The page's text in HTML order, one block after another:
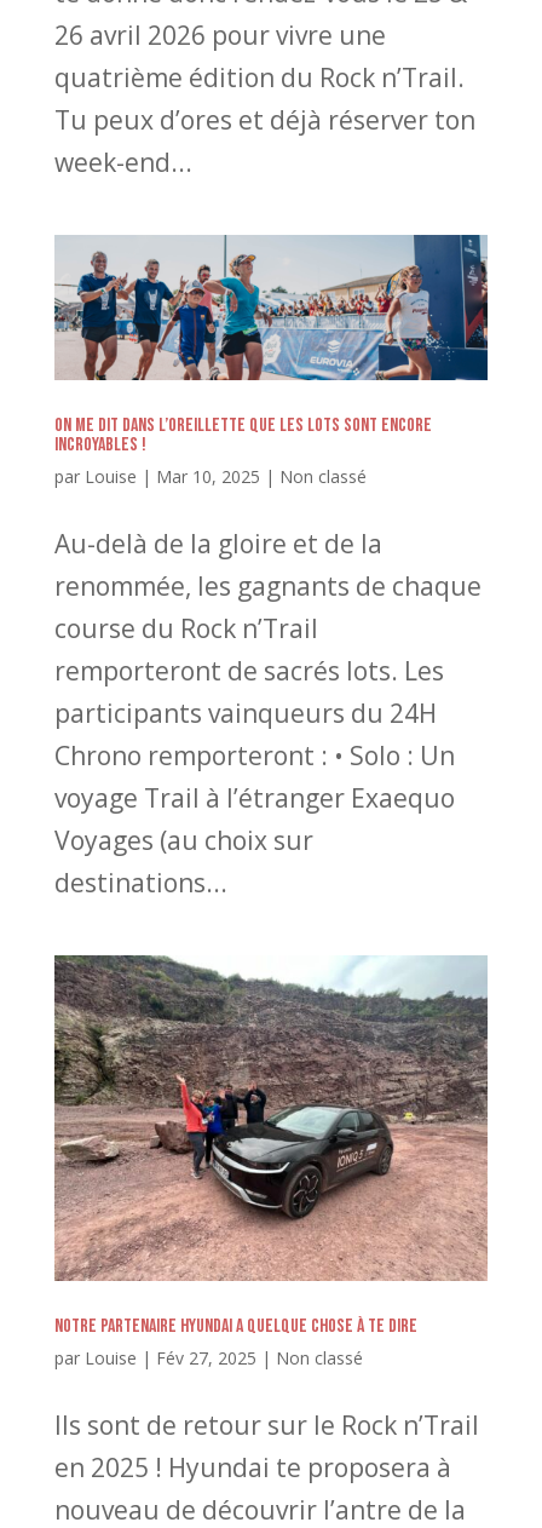
26 avril 2026 pour vivre une
quatrième édition du Rock n’Trail.
Tu peux d’ores et déjà réserver ton
week-end...
On me dit dans l’oreillette que les lots sont encore
incroyables !
par Louise | Mar 10, 2025 | Non classé
Au-delà de la gloire et de la
renommée, les gagnants de chaque
course du Rock n’Trail
remporteront de sacrés lots. Les
participants vainqueurs du 24H
Chrono remporteront : • Solo : Un
voyage Trail à l’étranger Exaequo
Voyages (au choix sur
destinations...
Notre partenaire Hyundai a quelque chose à te dire
par Louise | Fév 27, 2025 | Non classé
Ils sont de retour sur le Rock n’Trail
en 2025 ! Hyundai te proposera à
nouveau de découvrir l’antre de la